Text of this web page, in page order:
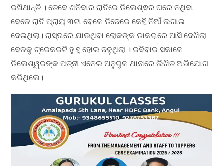
ରଖିଥାନ୍ତି । ତେବେ ଶନିବାର ରାତିରେ ଡିଲେଶ୍ଵର ଘରେ ନଥିବା
ବେଳେ ରାତି ପ୍ରାୟ ୩ଟା ବେଳେ ଡିଜେରେ କେହି ନିଆଁ ଲଗାଇ
ଦେଇଥିଲା। ରାସ୍ତାରେ ଯାଉଥିବା ଲୋକଙ୍କ ଡାକରାରେ ଆସି ଦେଖିଲା
ବେଳକୁ ଟ୍ରେକରଟି ହୁ ହୁ ହୋଇ ଜଳୁଥିଲା । ରବିବାର ସକାଳେ
ଡିଲେଶ୍ୱରଙ୍କ ପତ୍ନୀ ଏନେଇ ଅନୁଗୁଳ ଥାନାରେ ଲିଖିତ ଅଭିଯୋଗ
କରିଥିଲେ।